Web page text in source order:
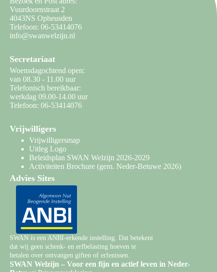
Vuurdoornstraat 2
4043NS Opheusden
Telefoon: 06-53414076
info@swanwelzijn.nl
Secretariaat
Woensdagochtend open:
van 08.30 - 11.00 uur
Telefonisch bereikbaar:
werkdag 09.00-14.00 uur
Telefoon: 06-53414076
Vrijwilligers
Vrijwilligersmap
Uitleg Logo
Beleidsplan SWAN Welzijn 2026-2029
Activiteiten Brochure (gem. Neder-Betuwe 2026)
Advies Sites
SWAN Welzijn – Voor een fijn en actief leven in Neder-
SWAN is een ANBI-erkende instelling. Dat betekent
dat wij geen schenk- en erfbelasting hoeven te
betalen over ontvangen giften of erfenissen.